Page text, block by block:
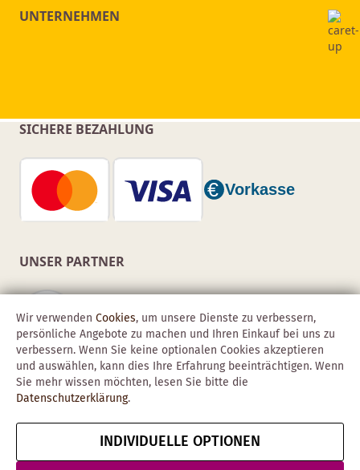
UNTERNEHMEN
SICHERE BEZAHLUNG
UNSER PARTNER
Copyright © 2026 Obadis GmbH
ImpressumAGBDatenschutz Vertrag widerrufen
Wir verwenden Cookies, um unsere Dienste zu verbessern,
persönliche Angebote zu machen und Ihren Einkauf bei uns zu
verbessern. Wenn Sie keine optionalen Cookies akzeptieren
und auswählen, kann dies Ihre Erfahrung beeinträchtigen. Wenn
Sie mehr wissen möchten, lesen Sie bitte die
Datenschutzerklärung.
INDIVIDUELLE OPTIONEN